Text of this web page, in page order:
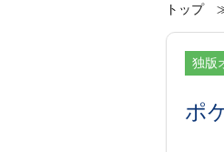
トップ≫
独版
ポ